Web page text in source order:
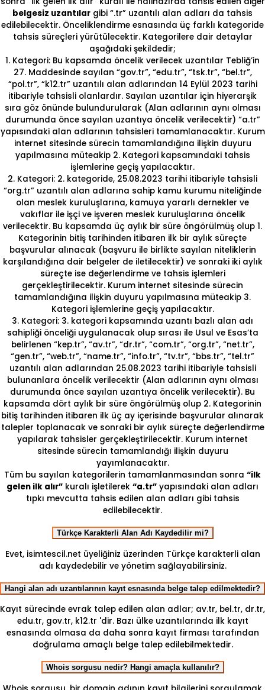
belgesiz uzantılar gibi “.tr” uzantılı alan adları da tahsis
edilebilecektir. Önceliklendirme esnasında üç farklı kategoride
tahsis süreçleri yürütülecektir. Kategorilere dair detaylar
aşağıdaki şekildedir;
1. Kategori: Bu kapsamda öncelik verilecek uzantılar Tebliğ’in
27. Maddesinde sayılan “gov.tr”, “edu.tr”, “tsk.tr”, “bel.tr”,
“pol.tr”, “k12.tr” uzantılı alan adlarından 14 Eylül 2023 tarihi
itibariyle tahsisli olanlardır. Sayılan uzantılar için hiyerarşik
sıra göz önünde bulundurularak (Alan adlarının aynı olması
durumunda önce sayılan uzantıya öncelik verilecektir) “a.tr”
yapısındaki alan adlarının tahsisleri tamamlanacaktır. Kurum
internet sitesinde sürecin tamamlandığına ilişkin duyuru
yapılmasına müteakip 2. Kategori kapsamındaki tahsis
işlemlerine geçiş yapılacaktır.
2. Kategori: 2. kategoride, 25.08.2023 tarihi itibariyle tahsisli
“org.tr” uzantılı alan adlarına sahip kamu kurumu niteliğinde
olan meslek kuruluşlarına, kamuya yararlı dernekler ve
vakıflar ile işçi ve işveren meslek kuruluşlarına öncelik
verilecektir. Bu kapsamda üç aylık bir süre öngörülmüş olup 1.
Kategorinin bitiş tarihinden itibaren ilk bir aylık süreçte
başvurular alınacak (başvuru ile birlikte sayılan niteliklerin
karşılandığına dair belgeler de iletilecektir) ve sonraki iki aylık
süreçte ise değerlendirme ve tahsis işlemleri
gerçekleştirilecektir. Kurum internet sitesinde sürecin
tamamlandığına ilişkin duyuru yapılmasına müteakip 3.
Kategori işlemlerine geçiş yapılacaktır.
3. Kategori: 3. kategori kapsamında uzantı bazlı alan adı
sahipliği önceliği uygulanacak olup sırası ile Usul ve Esas’ta
belirlenen “kep.tr”, “av.tr”, “dr.tr”, “com.tr”, “org.tr”, “net.tr”,
“gen.tr”, “web.tr”, “name.tr”, “info.tr”, “tv.tr”, “bbs.tr”, “tel.tr”
uzantılı alan adlarından 25.08.2023 tarihi itibariyle tahsisli
bulunanlara öncelik verilecektir (Alan adlarının aynı olması
durumunda önce sayılan uzantıya öncelik verilecektir). Bu
kapsamda dört aylık bir süre öngörülmüş olup 2. Kategorinin
bitiş tarihinden itibaren ilk üç ay içerisinde başvurular alınarak
talepler toplanacak ve sonraki bir aylık süreçte değerlendirme
yapılarak tahsisler gerçekleştirilecektir. Kurum internet
sitesinde sürecin tamamlandığı ilişkin duyuru
yayımlanacaktır.
Tüm bu sayılan kategorilerin tamamlanmasından sonra “ilk
gelen ilk alır” kuralı işletilerek “a.tr” yapısındaki alan adları
tıpkı mevcutta tahsis edilen alan adları gibi tahsis
edilebilecektir.
Türkçe Karakterli Alan Adı Kaydedilir mi?
Evet, isimtescil.net üyeliğiniz üzerinden Türkçe karakterli alan
adı kaydedebilir ve yönetim sağlayabilirsiniz.
Hangi alan adı uzantılarının kayıt esnasında belge talep edilmektedir?
Kayıt sürecinde evrak talep edilen alan adlar; av.tr, bel.tr, dr.tr,
edu.tr, gov.tr, k12.tr 'dir. Bazı ülke uzantılarında ilk kayıt
esnasında olmasa da daha sonra kayıt firması tarafından
doğrulama amaçlı belge talep edilebilmektedir.
Whois sorgusu nedir? Hangi amaçla kullanılır?